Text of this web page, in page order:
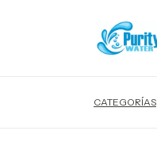
CATEGORÍAS